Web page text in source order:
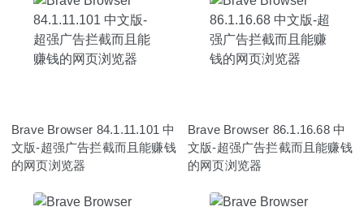
Brave Browser 84.1.11.101 中
文版-超强广告拦截而且能赚钱
的网页浏览器
Brave Browser 86.1.16.68 中
文版-超强广告拦截而且能赚钱
的网页浏览器